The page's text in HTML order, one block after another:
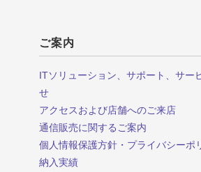
ご案内
ITソリューション、サポート、サー
せ
アクセスおよび店舗へのご来店
通信販売に関するご案内
個人情報保護方針・プライバシーポ
納入実績